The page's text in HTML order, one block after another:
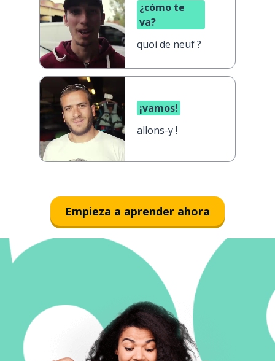
¿cómo te
va?
quoi de neuf ?
¡vamos!
allons-y !
Empieza a aprender ahora